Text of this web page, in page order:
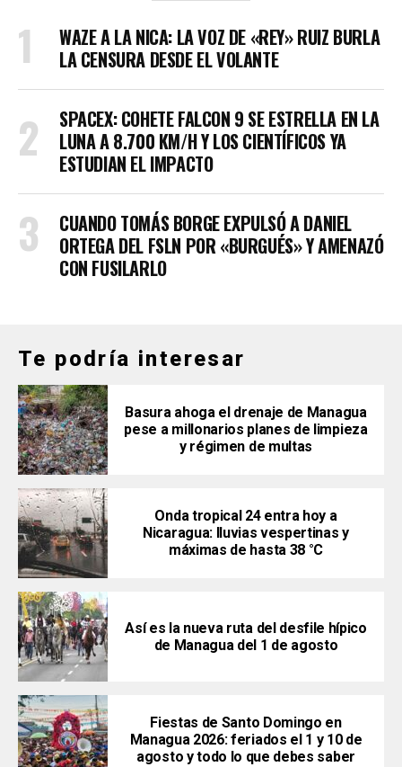
WAZE A LA NICA: LA VOZ DE «REY» RUIZ BURLA
LA CENSURA DESDE EL VOLANTE
SPACEX: COHETE FALCON 9 SE ESTRELLA EN LA
LUNA A 8.700 KM/H Y LOS CIENTÍFICOS YA
ESTUDIAN EL IMPACTO
CUANDO TOMÁS BORGE EXPULSÓ A DANIEL
ORTEGA DEL FSLN POR «BURGUÉS» Y AMENAZÓ
CON FUSILARLO
Te podría interesar
Basura ahoga el drenaje de Managua
pese a millonarios planes de limpieza
y régimen de multas
Onda tropical 24 entra hoy a
Nicaragua: lluvias vespertinas y
máximas de hasta 38 °C
Así es la nueva ruta del desfile hípico
de Managua del 1 de agosto
Fiestas de Santo Domingo en
Managua 2026: feriados el 1 y 10 de
agosto y todo lo que debes saber